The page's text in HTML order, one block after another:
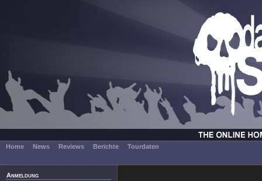
Home News Reviews Berichte Tourdaten
Anmeldung